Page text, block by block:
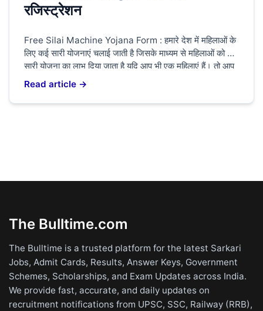
रजिस्ट्रेशन
Free Silai Machine Yojana Form : हमारे देश में महिलाओं के
लिए कई सारी योजनाएं चलाई जाती है जिसके माध्यम से महिलाओं को कई
सारी योजना का लाभ दिया जाता है यदि आप भी एक महिलाएं हैं। तो आप
लोगों के लिए बहुत बड़ी खुशखबरी निकाल कर आ चुकी है। क्योंकि भारत
सरकार के द्वारा […]
Read article →
The Bulltime.com
The Bulltime is a trusted platform for the latest Sarkari
Jobs, Admit Cards, Results, Answer Keys, Government
Schemes, Scholarships, and Exam Updates across India.
We provide fast, accurate, and daily updates on
recruitment notifications from UPSC, SSC, Railway (RRB),